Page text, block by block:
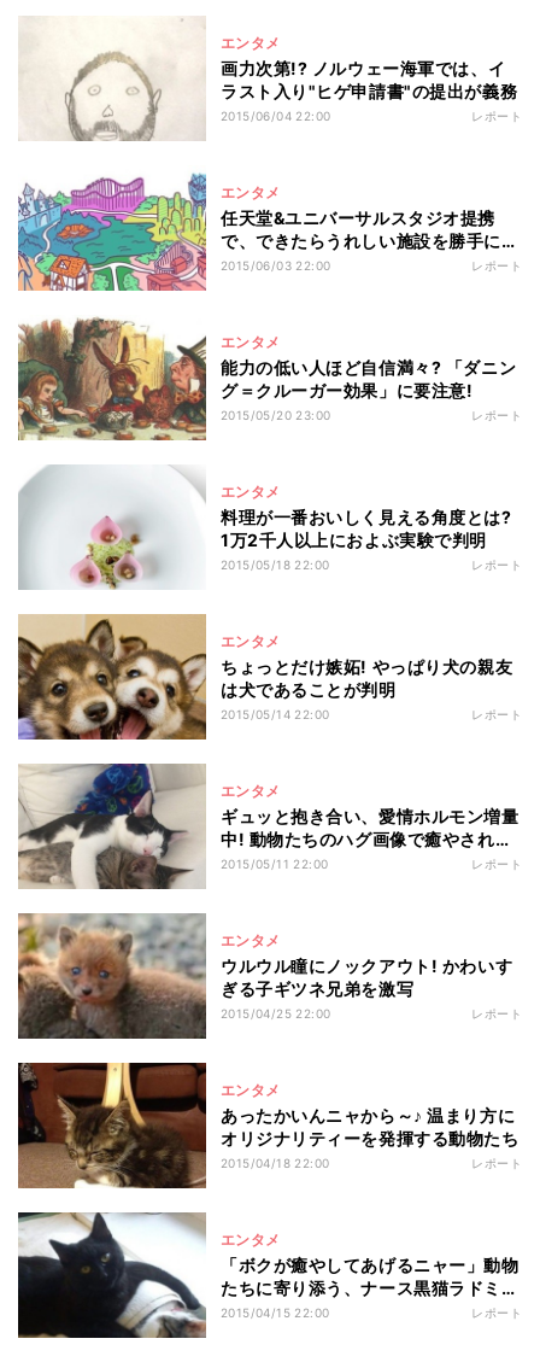
エンタメ
画力次第!? ノルウェー海軍では、イ
ラスト入り"ヒゲ申請書"の提出が義務
2015/06/04 22:00 レポート
エンタメ
任天堂&ユニバーサルスタジオ提携
で、できたらうれしい施設を勝手に大
予想!
2015/06/03 22:00 レポート
エンタメ
能力の低い人ほど自信満々? 「ダニン
グ＝クルーガー効果」に要注意!
2015/05/20 23:00 レポート
エンタメ
料理が一番おいしく見える角度とは?
1万2千人以上におよぶ実験で判明
2015/05/18 22:00 レポート
エンタメ
ちょっとだけ嫉妬! やっぱり犬の親友
は犬であることが判明
2015/05/14 22:00 レポート
エンタメ
ギュッと抱き合い、愛情ホルモン増量
中! 動物たちのハグ画像で癒やされよ
う
2015/05/11 22:00 レポート
エンタメ
ウルウル瞳にノックアウト! かわいす
ぎる子ギツネ兄弟を激写
2015/04/25 22:00 レポート
エンタメ
あったかいんニャから～♪ 温まり方に
オリジナリティーを発揮する動物たち
2015/04/18 22:00 レポート
エンタメ
「ボクが癒やしてあげるニャー」動物
たちに寄り添う、ナース黒猫ラドミン
ス
2015/04/15 22:00 レポート